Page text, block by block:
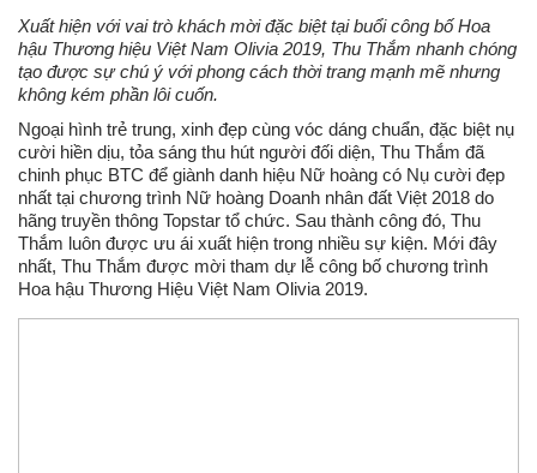
Xuất hiện với vai trò khách mời đặc biệt tại buổi công bố Hoa
hậu Thương hiệu Việt Nam Olivia 2019, Thu Thắm nhanh chóng
tạo được sự chú ý với phong cách thời trang mạnh mẽ nhưng
không kém phần lôi cuốn.
Ngoại hình trẻ trung, xinh đẹp cùng vóc dáng chuẩn, đặc biệt nụ
cười hiền dịu, tỏa sáng thu hút người đối diện, Thu Thắm đã
chinh phục BTC để giành danh hiệu Nữ hoàng có Nụ cười đẹp
nhất tại chương trình Nữ hoàng Doanh nhân đất Việt 2018 do
hãng truyền thông Topstar tổ chức. Sau thành công đó, Thu
Thắm luôn được ưu ái xuất hiện trong nhiều sự kiện. Mới đây
nhất, Thu Thắm được mời tham dự lễ công bố chương trình
Hoa hậu Thương Hiệu Việt Nam Olivia 2019.